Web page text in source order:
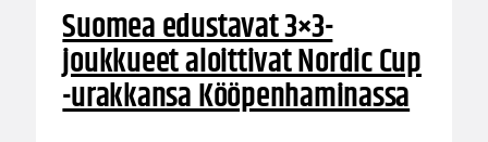
Suomea edustavat 3×3-
joukkueet aloittivat Nordic Cup
-urakkansa Kööpenhaminassa